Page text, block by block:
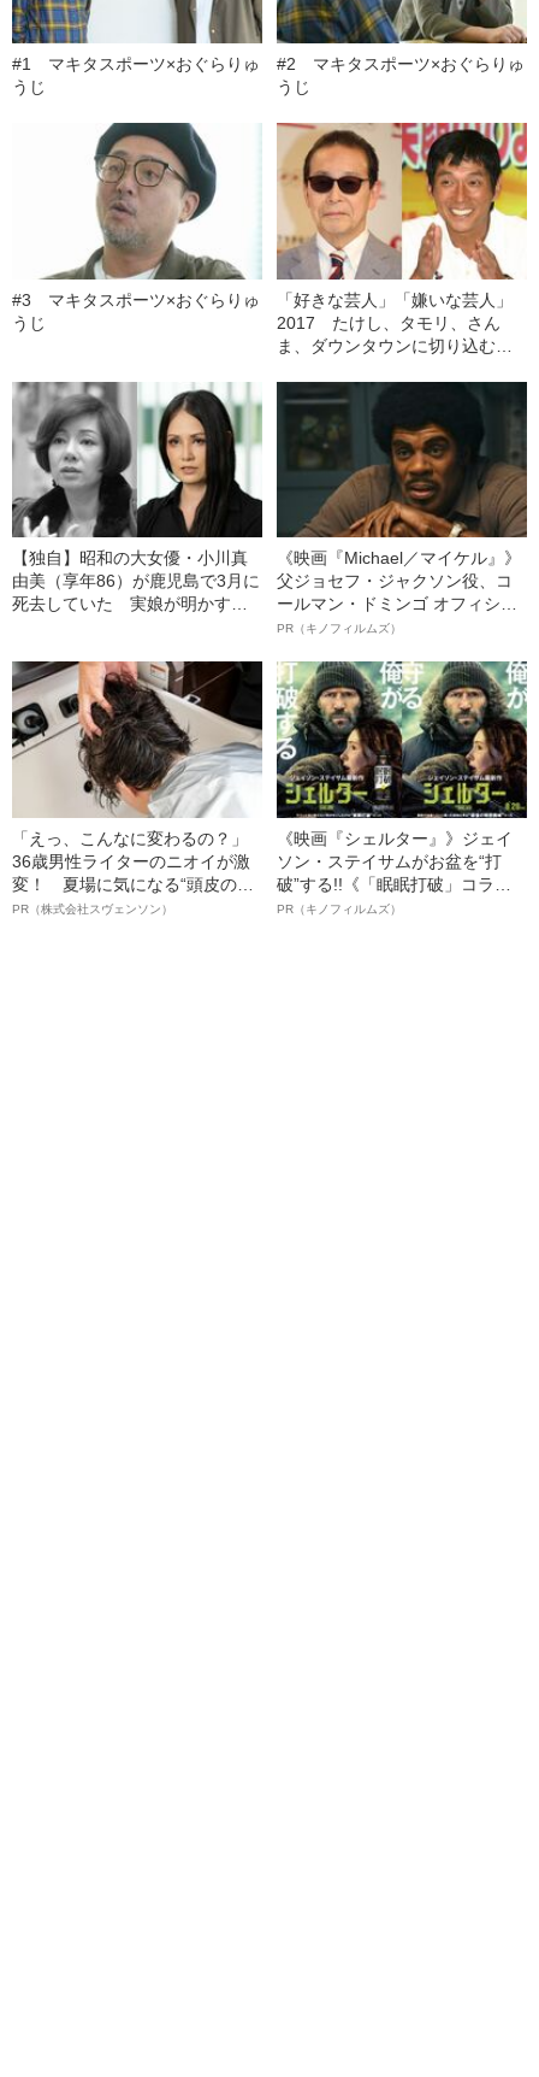
#1 マキタスポーツ×おぐらりゅ
うじ
#2 マキタスポーツ×おぐらりゅ
うじ
#3 マキタスポーツ×おぐらりゅ
うじ
「好きな芸人」「嫌いな芸人」
2017 たけし、タモリ、さん
ま、ダウンタウンに切り込むM‐1
【独自】昭和の大女優・小川真
由美（享年86）が鹿児島で3月に
死去していた 実娘が明かす
《映画『Michael／マイケル』》
父ジョセフ・ジャクソン役、コ
ールマン・ドミンゴ オフィシャ
ルインタビュー“観客を魅了した
語る”《日本興収70億円突破》
PR（キノフィルムズ）
「えっ、こんなに変わるの？」
36歳男性ライターのニオイが激
変！ 夏場に気になる“頭皮のニ
オイ”や“ベタつき”を解消す
PR（株式会社スヴェンソン）
《映画『シェルター』》ジェイ
ソン・ステイサムがお盆を“打
破”する!!《「眠眠打破」コラ
ボ》
PR（キノフィルムズ）